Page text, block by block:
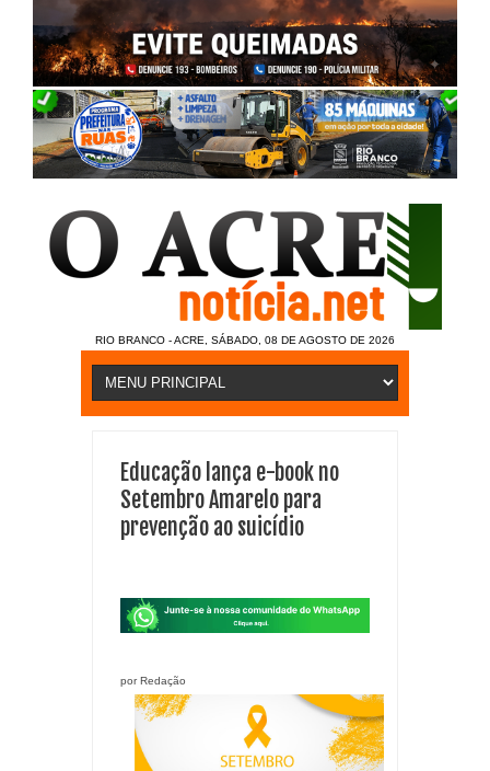
RIO BRANCO - ACRE, SÁBADO, 08 DE AGOSTO DE 2026
Educação lança e-book no
Setembro Amarelo para
prevenção ao suicídio
por Redação